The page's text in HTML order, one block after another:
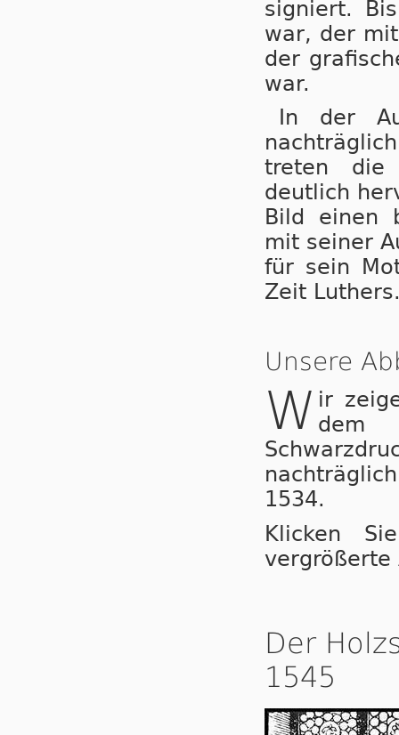
signiert.
war, der
der
war.
In der
treten die
deutlich
Bild einen
mit seiner
für sein
Zeit
Unsere
W ir
dem
1534.
Klicken
vergrößerte
Der
1545